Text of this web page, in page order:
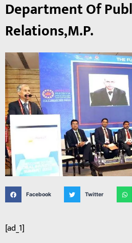
Department Of
Relations,M.P.
Facebook Twitter
[ad_1]